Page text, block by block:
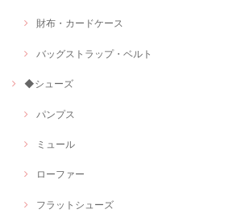
財布・カードケース
バッグストラップ・ベルト
◆シューズ
パンプス
ミュール
ローファー
フラットシューズ